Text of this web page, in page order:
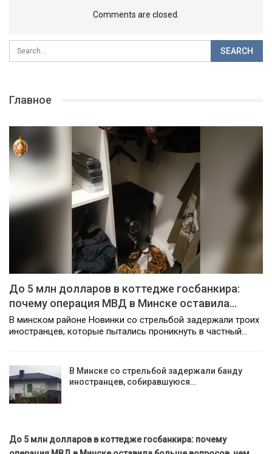
Comments are closed.
Главное
До 5 млн долларов в коттедже госбанкира:
почему операция МВД в Минске оставила…
В минском районе Новинки со стрельбой задержали троих
иностранцев, которые пытались проникнуть в частный…
В Минске со стрельбой задержали банду
иностранцев, собиравшуюся…
До 5 млн долларов в коттедже госбанкира: почему